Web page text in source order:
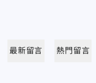
最新留言 熱門留言